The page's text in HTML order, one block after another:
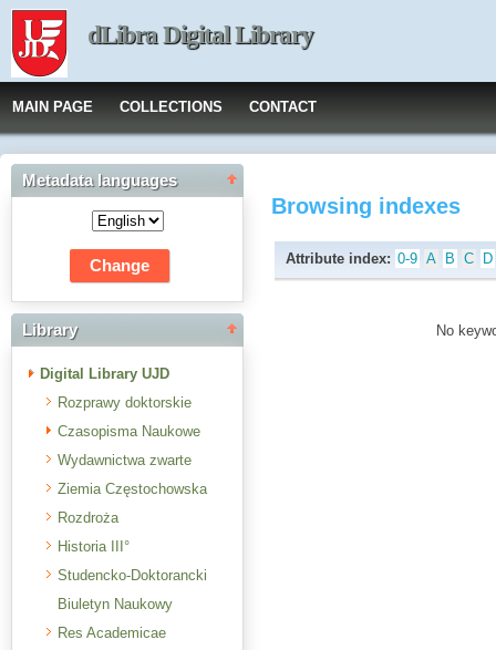
dLibra Digital Library
MAIN PAGE COLLECTIONS CONTACT
Metadata languages
Library
Digital Library UJD
Rozprawy doktorskie
Czasopisma Naukowe
Wydawnictwa zwarte
Ziemia Częstochowska
Rozdroża
Historia III°
Studencko-Doktorancki
Biuletyn Naukowy
Res Academicae
Browsing indexes
Attribute index: 0-9 A B C D
No